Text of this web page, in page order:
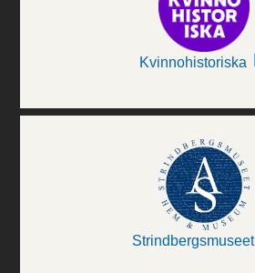
Kvinnohistoriska
Strindbergsmuseet